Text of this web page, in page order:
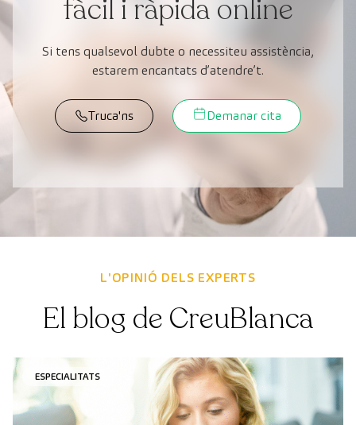
fàcil i ràpida online
Si tens qualsevol dubte o necessiteu assistència,
estarem encantats d’atendre’t.
Truca'ns Demanar cita
L'OPINIÓ DELS EXPERTS
El blog de CreuBlanca
ESPECIALITATS